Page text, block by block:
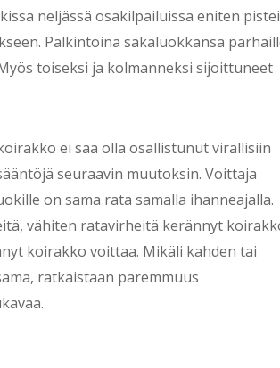
neljässä osakilpailuissa eniten
Palkintoina säkäluokkansa
toiseksi ja kolmanneksi sijoittuneet
ei saa olla osallistunut virallisiin
seuraavin muutoksin. Voittaja
on sama rata samalla ihanneajalla.
vähiten ratavirheitä kerännyt
koirakko voittaa. Mikäli kahden tai
ratkaistaan paremmuus